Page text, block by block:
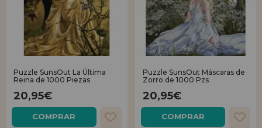
Puzzle SunsOut La Última
Reina de 1000 Piezas
20,95€
COMPRAR
Puzzle SunsOut Máscaras de
Zorro de 1000 Pzs
20,95€
COMPRAR